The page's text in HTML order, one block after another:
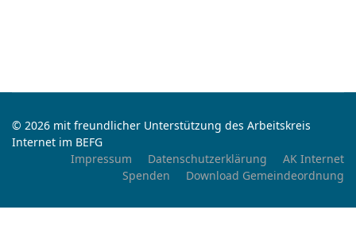
© 2026 mit freundlicher Unterstützung des Arbeitskreis
Internet im BEFG
Impressum
Datenschutzerklärung
AK Internet
Spenden
Download Gemeindeordnung